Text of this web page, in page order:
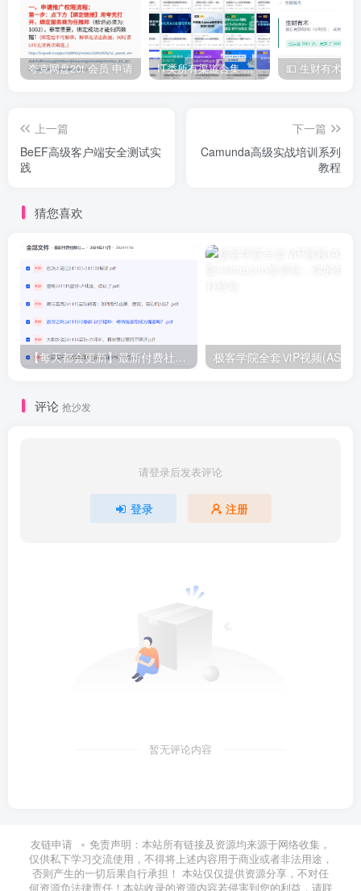
夸克网盘20t 会员 申请 IT类所有渠道合集 持续日更，目前近四千多条资源 年费用户微信私信获取权限
上一篇
BeEF高级客户端安全测试实
践
下一篇
Camunda高级实战培训系列
教程
猜您喜欢
【每天都会更新】最新付费社群公众号文章 极客学院全套ⅥP视频(AS版)
评论 抢沙发
请登录后发表评论
登录 注册
暂无评论内容
友链申请
免责声明：本站所有链接及资源均来源于网络收集，
仅供私下学习交流使用，不得将上述内容用于商业或者非法用途，
否则产生的一切后果自行承担！ 本站仅仅提供资源分享，不对任
何资源负法律责任！本站收录的资源内容若侵害到您的利益，请联